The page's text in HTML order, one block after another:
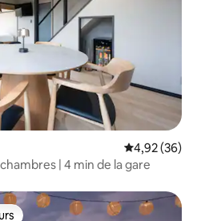
Évaluation
4,92 (36)
| 4 min de la gare